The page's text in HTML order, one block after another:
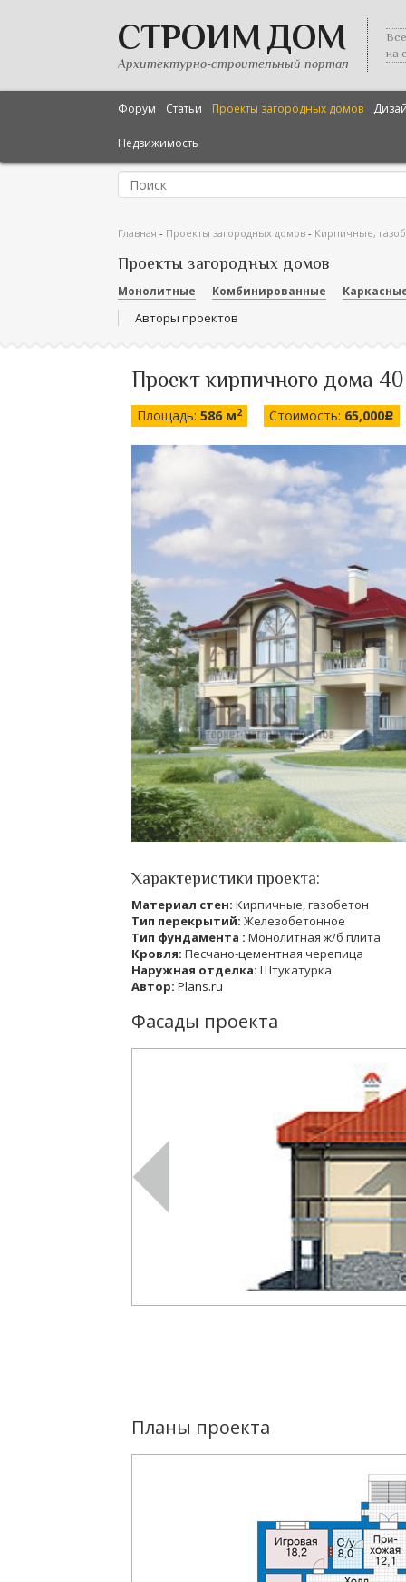
СТРОИМ ДОМ
Архитектурно-строительный портал
на
Форум Статьи Проекты загородных домов
Недвижимость
Главная - Проекты загородных домов - Кирпичные,
Проекты загородных домов
Монолитные Комбинированные
Авторы проектов
Проект кирпичного дома
Площадь: 586 м2 Стоимость: 65,000c
Характеристики проекта:
Материал стен: Кирпичные, газобетон
Тип перекрытий: Железобетонное
Тип фундамента : Монолитная ж/б плита
Кровля: Песчано-цементная черепица
Наружная отделка: Штукатурка
Автор: Plans.ru
Фасады проекта
Планы проекта